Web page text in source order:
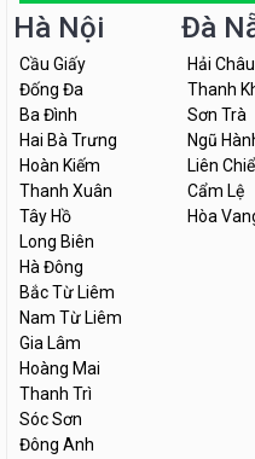
Hà Nội
Cầu Giấy
Đống Đa
Ba Đình
Hai Bà Trưng
Hoàn Kiếm
Thanh Xuân
Tây Hồ
Long Biên
Hà Đông
Bắc Từ Liêm
Nam Từ Liêm
Gia Lâm
Hoàng Mai
Thanh Trì
Sóc Sơn
Đông Anh
Đà
Hải Châu
Thanh
Sơn Trà
Ngũ
Liên
Cẩm Lệ
Hòa